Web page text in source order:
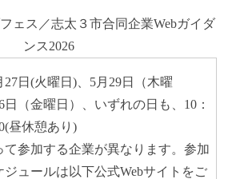
ェス／志太３市合同企業Webガイダ
ンス2026
27日(火曜日)、5月29日（木曜
日（金曜日）、いずれの日も、10：
昼休憩あり)
参加する企業が異なります。参加
ジュールは以下公式Webサイトをご